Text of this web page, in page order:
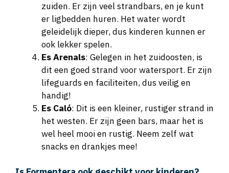
zuiden. Er zijn veel strandbars, en je kunt
er ligbedden huren. Het water wordt
geleidelijk dieper, dus kinderen kunnen er
ook lekker spelen.
Es Arenals: Gelegen in het zuidoosten, is
dit een goed strand voor watersport. Er zijn
lifeguards en faciliteiten, dus veilig en
handig!
Es Caló: Dit is een kleiner, rustiger strand in
het westen. Er zijn geen bars, maar het is
wel heel mooi en rustig. Neem zelf wat
snacks en drankjes mee!